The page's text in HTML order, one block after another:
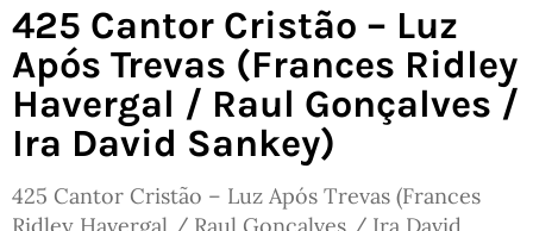
425 Cantor Cristão – Luz
Após Trevas (Frances Ridley
Havergal / Raul Gonçalves /
Ira David Sankey)
425 Cantor Cristão – Luz Após Trevas (Frances
Ridley Havergal / Raul Gonçalves / Ira David